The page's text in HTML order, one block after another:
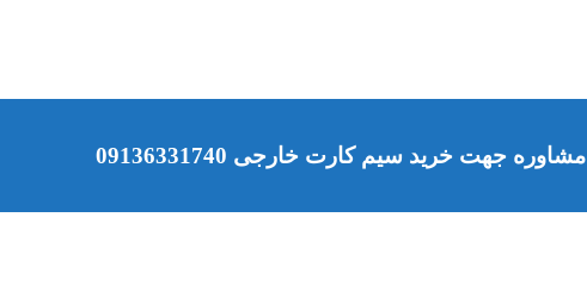
مشاوره جهت خرید سیم کارت خارجی 09136331740